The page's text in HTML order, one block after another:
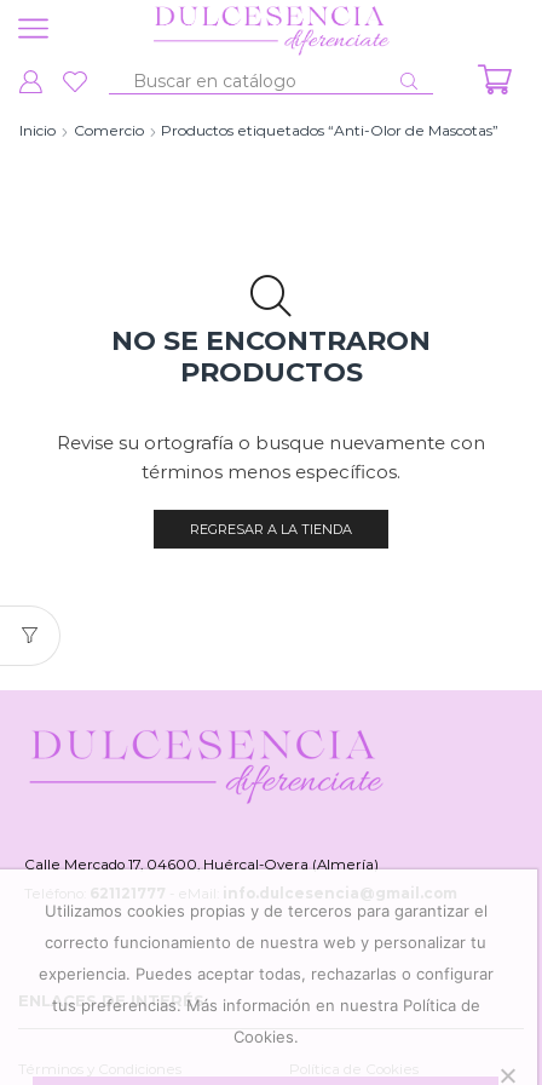
Entrada
búsqueda
Inicio Comercio Productos etiquetados “Anti-Olor de Mascotas”
NO SE ENCONTRARON
PRODUCTOS
Revise su ortografía o busque nuevamente con
términos menos específicos.
REGRESAR A LA TIENDA
Calle Mercado 17, 04600, Huércal-Overa (Almería)
Teléfono: 621121777 info.dulcesencia@gmail.com
ENLACES DE INTERÉS
Términos y Condiciones Política de Cookies
Utilizamos cookies propias y de terceros para garantizar el
correcto funcionamiento de nuestra web y personalizar tu
experiencia. Puedes aceptar todas, rechazarlas o configurar
tus preferencias. Más información en nuestra Política de
Cookies.